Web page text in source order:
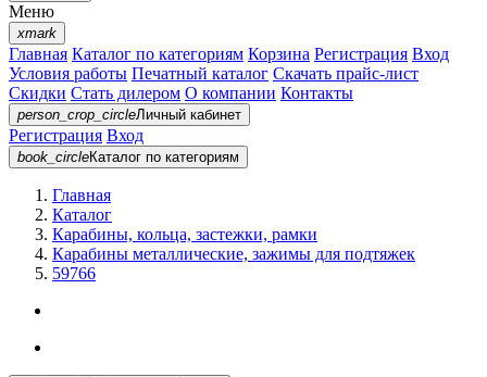
Меню
xmark
Главная Каталог по категориям Корзина Регистрация Вход
Условия работы Печатный каталог Скачать прайс-лист
Скидки Стать дилером О компании Контакты
person_crop_circleЛичный кабинет
Регистрация Вход
book_circleКаталог по категориям
Главная
Каталог
Карабины, кольца, застежки, рамки
Карабины металлические, зажимы для подтяжек
59766